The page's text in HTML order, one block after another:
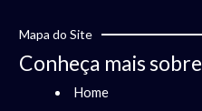
Mapa do Site
Conheça mais
Home